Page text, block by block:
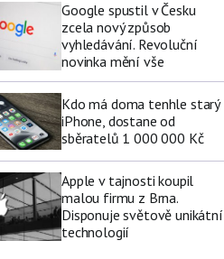
Google spustil v Česku
zcela nový způsob
vyhledávání. Revoluční
novinka mění vše
Kdo má doma tenhle starý
iPhone, dostane od
sběratelů 1 000 000 Kč
Apple v tajnosti koupil
malou firmu z Brna.
Disponuje světově unikátní
technologií